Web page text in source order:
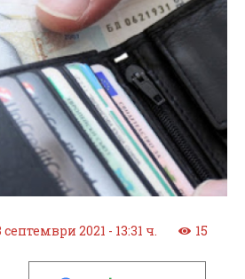
2021 - 13:31 ч. 15